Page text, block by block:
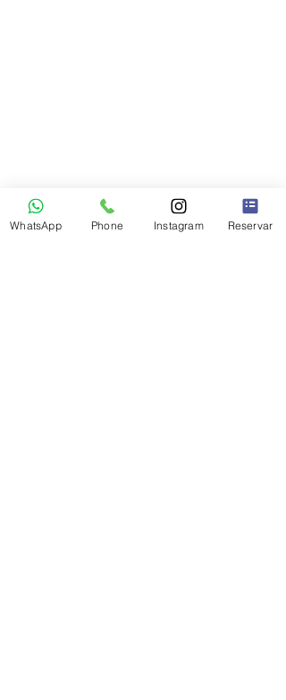
WhatsApp Phone Instagram Reservar